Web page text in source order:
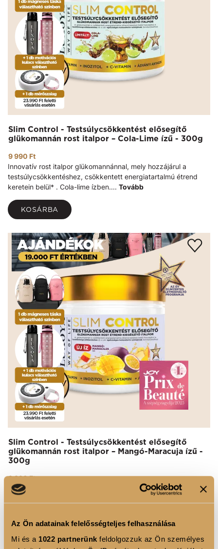
Az Ön adatainak felelősségteljes felhasználása
Mi és a 1022 partnerünk feldolgozzuk az Ön személyes
Slim Control - Testsúlycsökkentést elősegítő
glükomannán rost italpor – Cola-Lime ízű - 300g
9 990 Ft
Innovatív rost italpor glükomannánnal, mely hozzájárul a
testsúlycsökkentéshez, csökkentett energiatartalmú étrend
keretein belül* . Cola-lime ízben.... Tovább
KOSÁRBA
Slim Control - Testsúlycsökkentést elősegítő
glükomannán rost italpor – Mangó-Maracuja ízű -
300g
9 990 Ft
Innovatív rost italpor glükomannánnal, mely hozzájárul a
testsúlycsökkentéshez, csökkentett energiatartalmú étrend